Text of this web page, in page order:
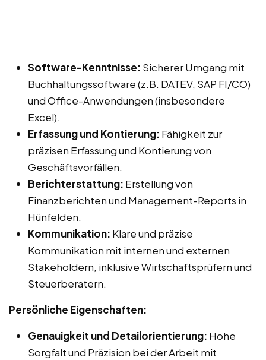
Software-Kenntnisse: Sicherer Umgang mit
Buchhaltungssoftware (z.B. DATEV, SAP FI/CO)
und Office-Anwendungen (insbesondere
Excel).
Erfassung und Kontierung: Fähigkeit zur
präzisen Erfassung und Kontierung von
Geschäftsvorfällen.
Berichterstattung: Erstellung von
Finanzberichten und Management-Reports in
Hünfelden.
Kommunikation: Klare und präzise
Kommunikation mit internen und externen
Stakeholdern, inklusive Wirtschaftsprüfern und
Steuerberatern.
Persönliche Eigenschaften:
Genauigkeit und Detailorientierung: Hohe
Sorgfalt und Präzision bei der Arbeit mit